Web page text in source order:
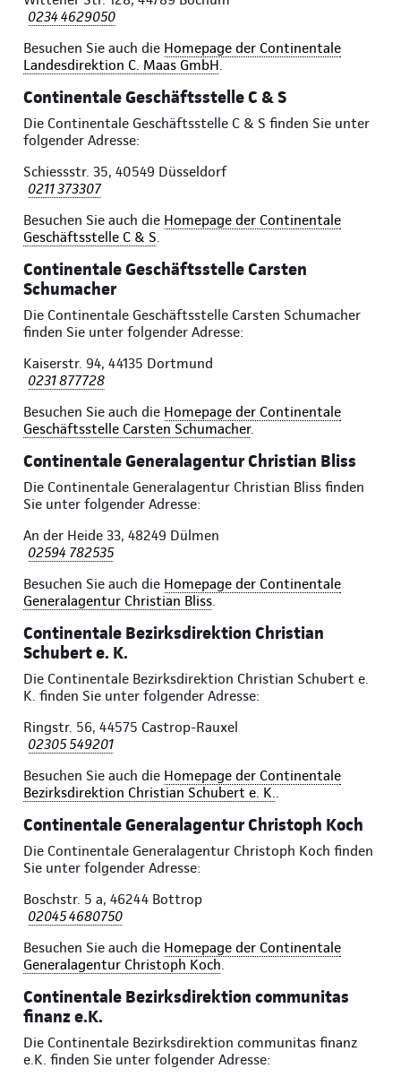
0234 4629050
Besuchen Sie auch die Homepage der Continentale
Landesdirektion C. Maas GmbH.
Continentale Geschäftsstelle C & S
Die Continentale Geschäftsstelle C & S finden Sie unter
folgender Adresse:
Schiessstr. 35, 40549 Düsseldorf
0211 373307
Besuchen Sie auch die Homepage der Continentale
Geschäftsstelle C & S.
Continentale Geschäftsstelle Carsten
Schumacher
Die Continentale Geschäftsstelle Carsten Schumacher
finden Sie unter folgender Adresse:
Kaiserstr. 94, 44135 Dortmund
0231 877728
Besuchen Sie auch die Homepage der Continentale
Geschäftsstelle Carsten Schumacher.
Continentale Generalagentur Christian Bliss
Die Continentale Generalagentur Christian Bliss finden
Sie unter folgender Adresse:
An der Heide 33, 48249 Dülmen
02594 782535
Besuchen Sie auch die Homepage der Continentale
Generalagentur Christian Bliss.
Continentale Bezirksdirektion Christian
Schubert e. K.
Die Continentale Bezirksdirektion Christian Schubert e.
K. finden Sie unter folgender Adresse:
Ringstr. 56, 44575 Castrop-Rauxel
02305 549201
Besuchen Sie auch die Homepage der Continentale
Bezirksdirektion Christian Schubert e. K..
Continentale Generalagentur Christoph Koch
Die Continentale Generalagentur Christoph Koch finden
Sie unter folgender Adresse:
Boschstr. 5 a, 46244 Bottrop
02045 4680750
Besuchen Sie auch die Homepage der Continentale
Generalagentur Christoph Koch.
Continentale Bezirksdirektion communitas
finanz e.K.
Die Continentale Bezirksdirektion communitas finanz
e.K. finden Sie unter folgender Adresse: